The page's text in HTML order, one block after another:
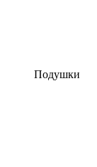
Подушки